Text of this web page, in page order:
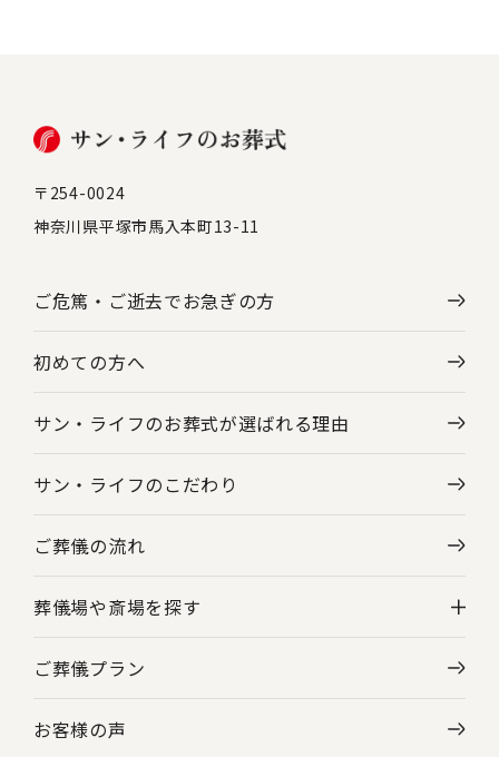
〒254-0024
神奈川県平塚市馬入本町13-11
ご危篤・ご逝去でお急ぎの方
初めての方へ
サン・ライフのお葬式が選ばれる理由
サン・ライフのこだわり
ご葬儀の流れ
葬儀場や斎場を探す
神奈川県の葬儀場・斎場一覧
東京都の葬儀場・斎場一覧
ご葬儀プラン
お客様の声